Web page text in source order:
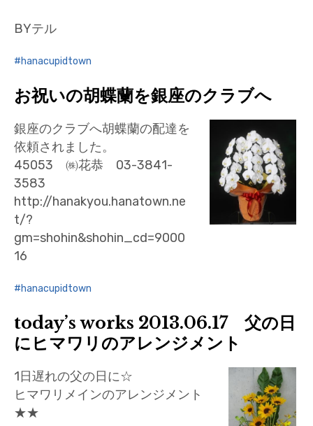
BYテル
hanacupidtown
お祝いの胡蝶蘭を銀座のクラブへ
銀座のクラブへ胡蝶蘭の配達を
依頼されました。
45053 ㈱花恭 03-3841-
3583
http://hanakyou.hanatown.ne
t/?
gm=shohin&shohin_cd=9000
16
hanacupidtown
today’s works 2013.06.17 父の日
にヒマワリのアレンジメント
1日遅れの父の日に☆
ヒマワリメインのアレンジメント
★★